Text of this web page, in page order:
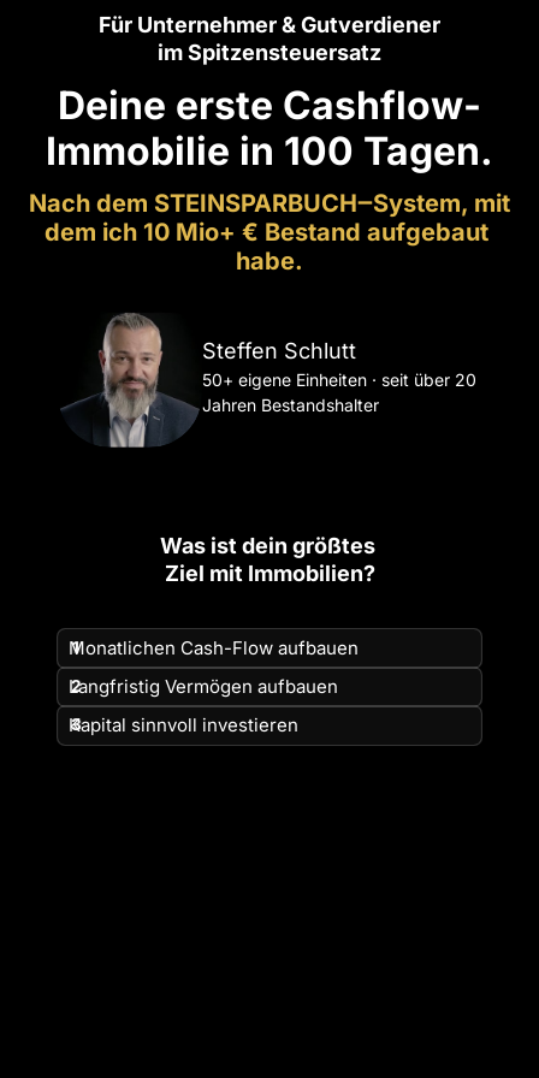
Für Unternehmer & Gutverdiener
im Spitzensteuersatz
Deine erste Cashflow-
Immobilie in 100 Tagen.
Nach dem STEINSPARBUCH‒System,
dem ich 10 Mio+ € Bestand
habe.
Steffen Schlutt
50+ eigene Einheiten · seit über 20
Jahren Bestandshalter
Was ist dein größtes
Ziel mit Immobilien?
Auswählen
Pflichtfeld.
1
Monatlichen Cash-Flow aufbauen
2
Langfristig Vermögen aufbauen
3
Kapital sinnvoll investieren